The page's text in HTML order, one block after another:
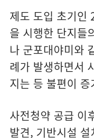
제도 도입 초기인
을 시행한 단지들
나 군포대야미와
례가 발생하면서
지는 등 불편이
사전청약 공급 이
발견, 기반시설